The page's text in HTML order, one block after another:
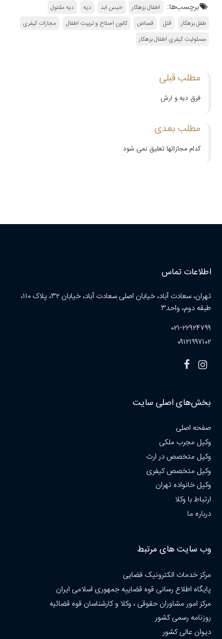
برچسب‌ها:: اطفال بزهکار حبس ابد دیه
دیه مقتول
طفل بزهکار
قتل قصاص کانون اصلاح و تربیت اطفال
مجازات کیفری
مسئولیت کیفری اطفال بزهکار
مطلب قبلی
فرق دیه و ارش
مطلب بعدی
کدام مجازاتها تعلیق نمی شود
اطلاعات تماس
تهران، سعادت آباد، خیابان اصلی سعادت آباد، خیابان ۳۲، پلاک ۱۱۰،
طبقه دوم، واحد۳
۰۲۱-۲۲۹۲۴۷۹۹
۰۹۱۲۱۹۹۷۱۰۲
بخش‌های اصلی سایت
صفحه اصلی
وکیل مجرب ملکی
وکیل متخصص در ارث
وکیل متخصص کیفری
وکیل خانواده تهران
ارتباط با وکلا
درباره ما
وب سایت های مرتبط
مرکز خدمات الکترونیک قضایی
پایگاه اطلاع رسانی قوه قضاییه جمهوری اسلامی ایران
مرکز امور مشاوران حقوقی ، وکلا و کارشناسان قوه قضائیه
روزنامه رسمی کشور
دیوان عالی کشور